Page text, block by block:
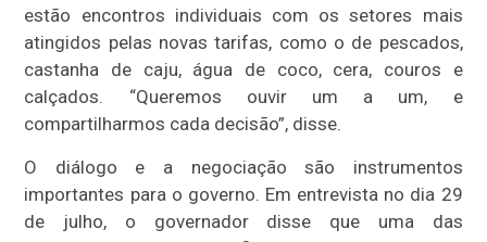
estão encontros individuais com os setores mais
atingidos pelas novas tarifas, como o de pescados,
castanha de caju, água de coco, cera, couros e
calçados. “Queremos ouvir um a um, e
compartilharmos cada decisão”, disse.
O diálogo e a negociação são instrumentos
importantes para o governo. Em entrevista no dia 29
de julho, o governador disse que uma das